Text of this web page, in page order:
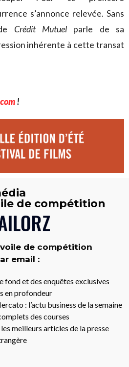
s’annonce relevée. Sans
Crédit Mutuelparle de sa
inhérente à cette transat
!
de compétition
de compétition
email :
fond et des enquêtes exclusives
en profondeur
: l’actu business de la semaine
des courses
meilleurs articles de la presse